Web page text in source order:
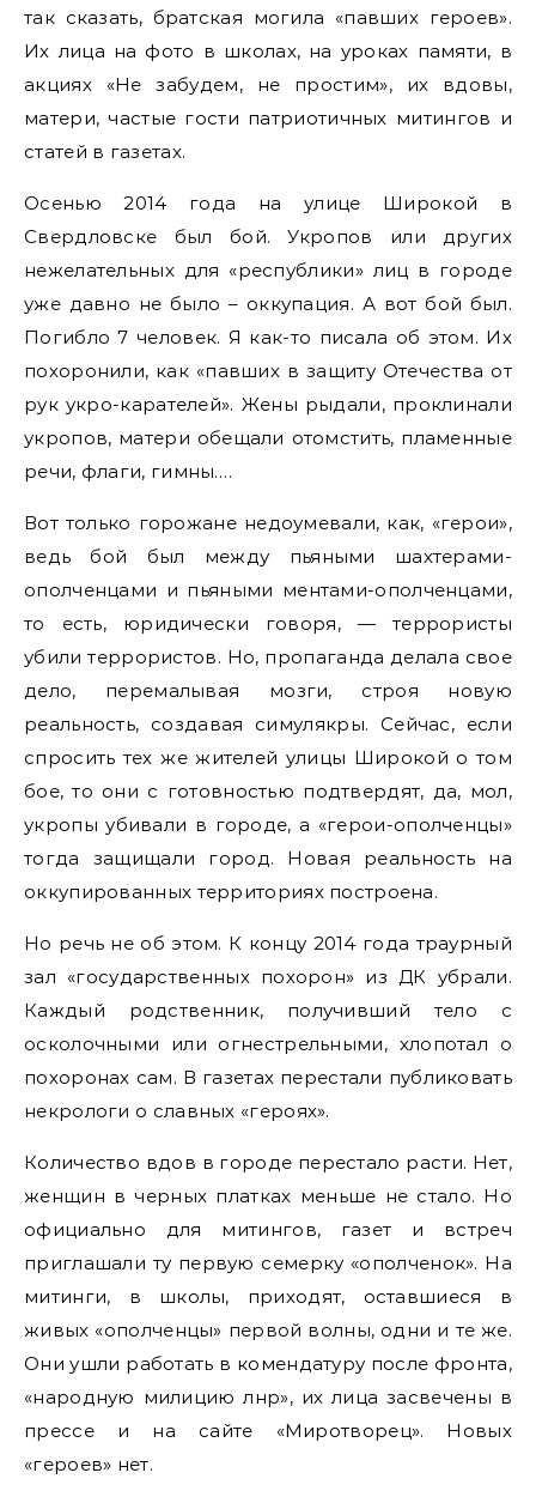
так сказать, братская могила «павших героев».
Их лица на фото в школах, на уроках памяти, в
акциях «Не забудем, не простим», их вдовы,
матери, частые гости патриотичных митингов и
статей в газетах.
Осенью 2014 года на улице Широкой в
Свердловске был бой. Укропов или других
нежелательных для «республики» лиц в городе
уже давно не было – оккупация. А вот бой был.
Погибло 7 человек. Я как-то писала об этом. Их
похоронили, как «павших в защиту Отечества от
рук укро-карателей». Жены рыдали, проклинали
укропов, матери обещали отомстить, пламенные
речи, флаги, гимны….
Вот только горожане недоумевали, как, «герои»,
ведь бой был между пьяными шахтерами-
ополченцами и пьяными ментами-ополченцами,
то есть, юридически говоря, — террористы
убили террористов. Но, пропаганда делала свое
дело, перемалывая мозги, строя новую
реальность, создавая симулякры. Сейчас, если
спросить тех же жителей улицы Широкой о том
бое, то они с готовностью подтвердят, да, мол,
укропы убивали в городе, а «герои-ополченцы»
тогда защищали город. Новая реальность на
оккупированных территориях построена.
Но речь не об этом. К концу 2014 года траурный
зал «государственных похорон» из ДК убрали.
Каждый родственник, получивший тело с
осколочными или огнестрельными, хлопотал о
похоронах сам. В газетах перестали публиковать
некрологи о славных «героях».
Количество вдов в городе перестало расти. Нет,
женщин в черных платках меньше не стало. Но
официально для митингов, газет и встреч
приглашали ту первую семерку «ополченок». На
митинги, в школы, приходят, оставшиеся в
живых «ополченцы» первой волны, одни и те же.
Они ушли работать в комендатуру после фронта,
«народную милицию лнр», их лица засвечены в
прессе и на сайте «Миротворец». Новых
«героев» нет.